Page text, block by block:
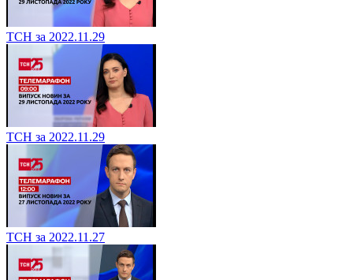
ТСН за 2022.11.29
ТСН за 2022.11.29
ТСН за 2022.11.27